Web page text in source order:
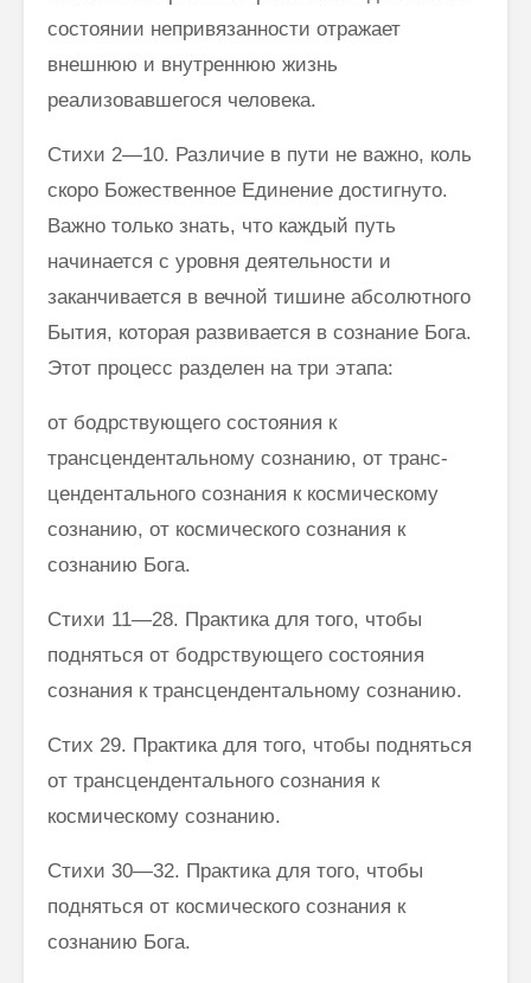
состоянии непривя­занности отражает
внешнюю и внутреннюю жизнь
реализовавшегося че­ловека.
Стихи 2—10. Различие в пути не важно, коль
скоро Божественное Единение достигнуто.
Важно только знать, что каждый путь
начинается с уровня деятельности и
заканчивается в вечной тишине абсолютного
Бытия, которая развивается в сознание Бога.
Этот процесс разделен на три этапа:
от бодрствующего состояния к
трансцендентальному сознанию, от транс­
цендентального сознания к космическому
сознанию, от космического со­знания к
сознанию Бога.
Стихи 11—28. Практика для того, чтобы
подняться от бодрствующего состояния
сознания к трансцендентальному сознанию.
Стих 29. Практика для того, чтобы подняться
от трансцендентального сознания к
космическому сознанию.
Стихи 30—32. Практика для того, чтобы
подняться от космического сознания к
сознанию Бога.